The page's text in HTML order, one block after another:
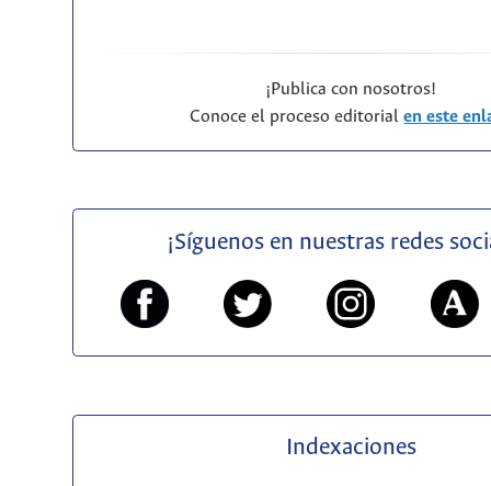
¡Publica con nosotros!
Conoce el proceso editorialen este
¡Síguenos en nuestras redes
Indexaciones